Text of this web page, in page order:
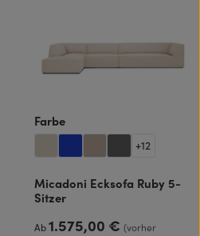
Farbeauswählen
+12
Micadoni Ecksofa Ruby 5-
Sitzer
Regulärer Preis:
Ab1.575,00 €(vorher